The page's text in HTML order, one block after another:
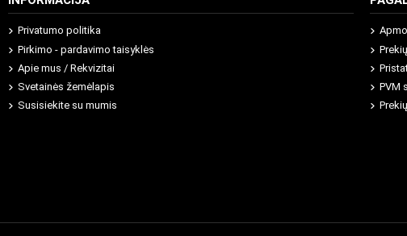
INFORMACIJA
Privatumo politika
Pirkimo - pardavimo taisyklės
Apie mus / Rekvizitai
Svetainės žemėlapis
PVM